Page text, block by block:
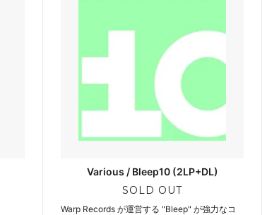
Various / Bleep10 (2LP+DL)
SOLD OUT
Warp Records が運営する "Bleep" が強力なコ